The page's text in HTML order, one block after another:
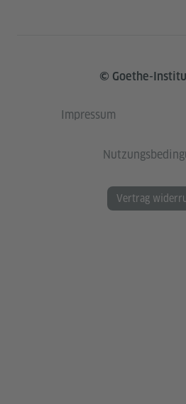
© Goethe-
Impressum
Vertrag